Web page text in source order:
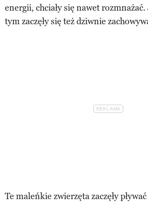
energii, chciały się nawet
tym zaczęły się też dziwnie
Te maleńkie zwierzęta zaczęły